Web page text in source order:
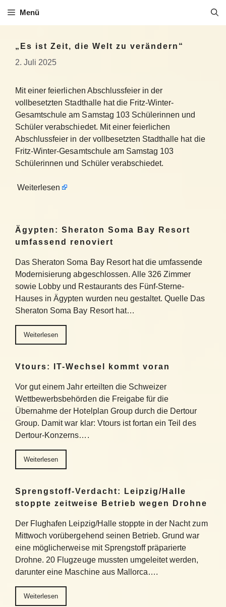
Inhalt
Menü
„Es ist Zeit, die Welt zu verändern“
2. Juli 2025
Mit einer feierlichen Abschlussfeier in der
vollbesetzten Stadthalle hat die Fritz-Winter-
Gesamtschule am Samstag 103 Schülerinnen und
Schüler verabschiedet. Mit einer feierlichen
Abschlussfeier in der vollbesetzten Stadthalle hat die
Fritz-Winter-Gesamtschule am Samstag 103
Schülerinnen und Schüler verabschiedet.
Weiterlesen
Ägypten: Sheraton Soma Bay Resort
umfassend renoviert
Das Sheraton Soma Bay Resort hat die umfassende
Modernisierung abgeschlossen. Alle 326 Zimmer
sowie Lobby und Restaurants des Fünf-Sterne-
Hauses in Ägypten wurden neu gestaltet. Quelle Das
Sheraton Soma Bay Resort hat…
Weiterlesen
Vtours: IT-Wechsel kommt voran
Vor gut einem Jahr erteilten die Schweizer
Wettbewerbsbehörden die Freigabe für die
Übernahme der Hotelplan Group durch die Dertour
Group. Damit war klar: Vtours ist fortan ein Teil des
Dertour-Konzerns….
Weiterlesen
Sprengstoff-Verdacht: Leipzig/Halle
stoppte zeitweise Betrieb wegen Drohne
Der Flughafen Leipzig/Halle stoppte in der Nacht zum
Mittwoch vorübergehend seinen Betrieb. Grund war
eine möglicherweise mit Sprengstoff präparierte
Drohne. 20 Flugzeuge mussten umgeleitet werden,
darunter eine Maschine aus Mallorca….
Weiterlesen